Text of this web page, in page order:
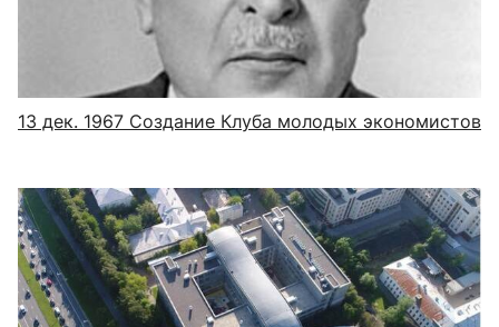
13 дек. 1967 Создание Клуба молодых экономистов